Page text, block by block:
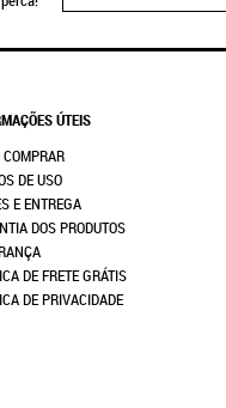
ÚTEIS
COMPRAR
DE USO
E ENTREGA
DOS PRODUTOS
DE FRETE GRÁTIS
DE PRIVACIDADE